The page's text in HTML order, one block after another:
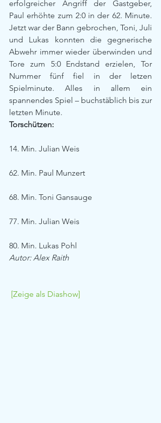
erfolgreicher Angriff der Gastgeber,
Paul erhöhte zum 2:0 in der 62. Minute.
Jetzt war der Bann gebrochen, Toni, Juli
und Lukas konnten die gegnerische
Abwehr immer wieder überwinden und
Tore zum 5:0 Endstand erzielen, Tor
Nummer fünf fiel in der letzen
Spielminute. Alles in allem ein
spannendes Spiel – buchstäblich bis zur
letzten Minute.
Torschützen:
14. Min. Julian Weis
62. Min. Paul Munzert
68. Min. Toni Gansauge
77. Min. Julian Weis
80. Min. Lukas Pohl
Autor: Alex Raith
[Zeige als Diashow]